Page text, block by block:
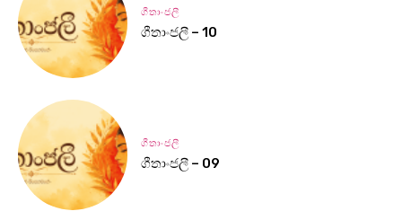
ගීතාංජලී
ගීතාංජලී – 10
ගීතාංජලී
ගීතාංජලී – 09